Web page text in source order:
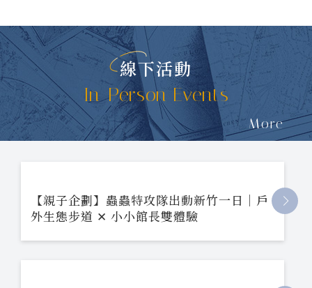
線下活動
In-Person Events
More
【親子企劃】蟲蟲特攻隊出動新竹一日｜戶
外生態步道 ✕ 小小館長雙體驗